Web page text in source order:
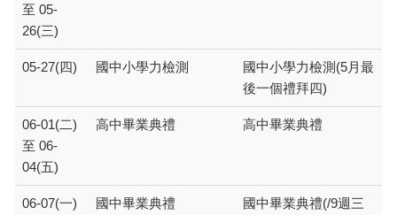
至 05-
26(三)
05-27(四) 國中小學力檢測
國中小學力檢測(5月最
後一個禮拜四)
06-01(二)
至 06-
04(五)
高中畢業典禮 高中畢業典禮
06-07(一)
國中畢業典禮
國中畢業典禮(/9週三